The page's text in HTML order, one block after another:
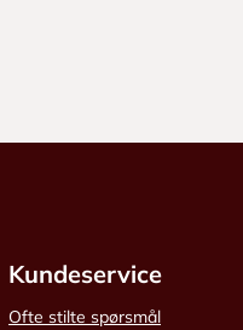
Kundeservice
Ofte stilte spørsmål